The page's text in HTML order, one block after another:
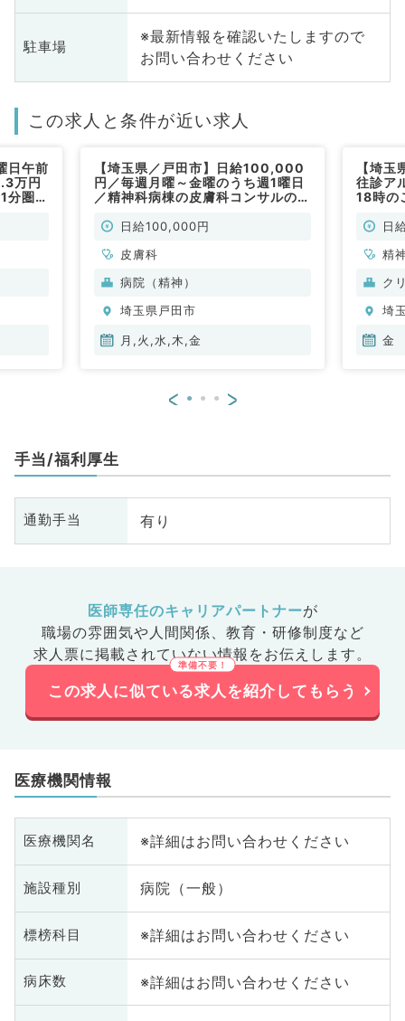
駐車場
※最新情報を確認いたしますので
お問い合わせください
この求人と条件が近い求人
日午前
万円
分圏内
【埼玉県／戸田市】日給100,000
円／毎週月曜～金曜のうち週1曜日
／精神科病棟の皮膚科コンサルのバ
相談可◎（皮膚科／非常勤）
日給100,000円
皮膚科
病院（精神）
埼玉県戸田市
月,火,水,木,金
【埼
往診ア
18時の
ニッ日
精
科
ク
埼
金
< >
手当/福利厚生
通勤手当 有り
医師専任のキャリアパートナーが
職場の雰囲気や人間関係、 教育・研修制度など
求人票に掲載されていない情報をお伝えします。
この求人に似ている求人を紹介してもらう
医療機関情報
医療機関名 ※詳細はお問い合わせください
施設種別 病院（一般）
標榜科目 ※詳細はお問い合わせください
病床数 ※詳細はお問い合わせください